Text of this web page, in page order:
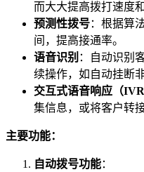
而大大提高拨打速度
预测性拨号：根据算
间，提高接通率。
语音识别 ：自动识别
续操作，如自动挂断
交互式语音响应（IVR
集信息，或将客户转
主要功能：
自动拨号功能：